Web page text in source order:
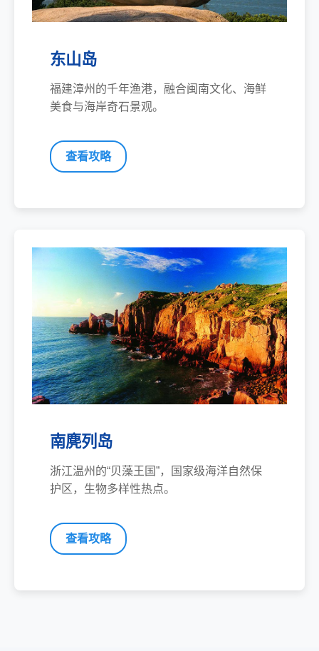
东山岛
福建漳州的千年渔港，融合闽南文化、海鲜
美食与海岸奇石景观。
查看攻略
南麂列岛
浙江温州的“贝藻王国”，国家级海洋自然保
护区，生物多样性热点。
查看攻略